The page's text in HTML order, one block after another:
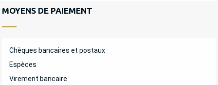
MOYENS DE PAIEMENT
Chèques bancaires et postaux
Espèces
Virement bancaire